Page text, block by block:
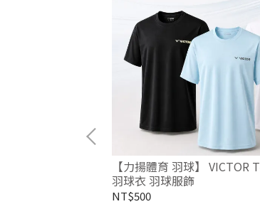
【力揚體育 羽球】 VICTOR
羽球衣 羽球服飾
NT$500